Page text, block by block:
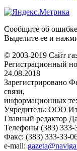
Сообщите об
Выделите ее и
© 2003-2019 Сайт
Регистрационный
24.08.2018
Зарегистрировано
связи,
информационных
Учредитель: ООО
Главный редактор
Телефоны (383) 333-
Факс: (383) 333-33-
e-mail: